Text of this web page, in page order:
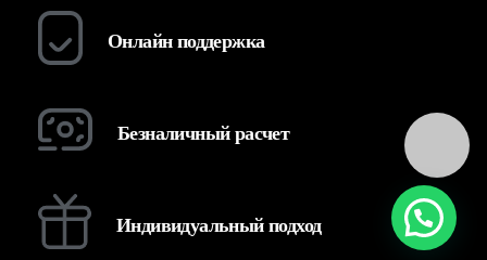
Онлайн поддержка
Безналичный расчет
Индивидуальный подход